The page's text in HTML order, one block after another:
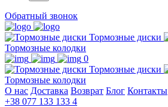
Обратный звонок
Тормозные диски
Тормозные колодки
0
Тормозные диски
Тормозные колодки
О нас Доставка Возврат Блог Контакты
+38 077 133 133 4